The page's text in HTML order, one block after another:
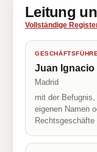
Leitung
Vollständige
Juan Ignacio
Madrid
mit der
eigenen Namen